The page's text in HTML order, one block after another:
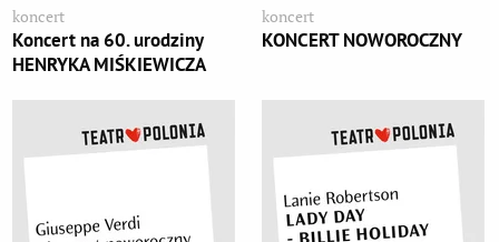
koncert
Koncert na 60. urodziny
HENRYKA MIŚKIEWICZA
koncert
KONCERT NOWOROCZNY